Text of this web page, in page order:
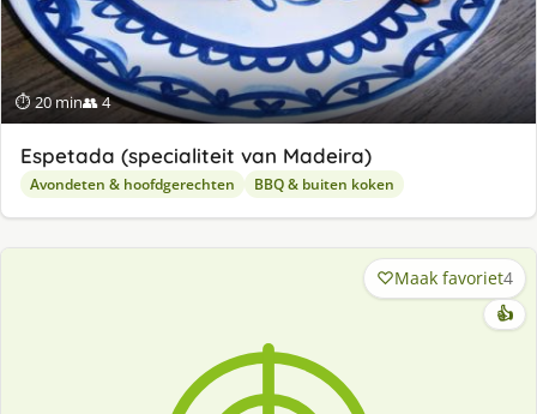
⏱ 20 min👥 4
Espetada (specialiteit van Madeira)
Avondeten & hoofdgerechten BBQ & buiten koken
Maak favoriet4
👍